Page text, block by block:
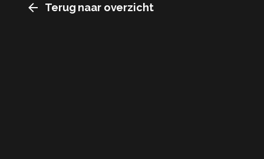
Terug naar overzicht